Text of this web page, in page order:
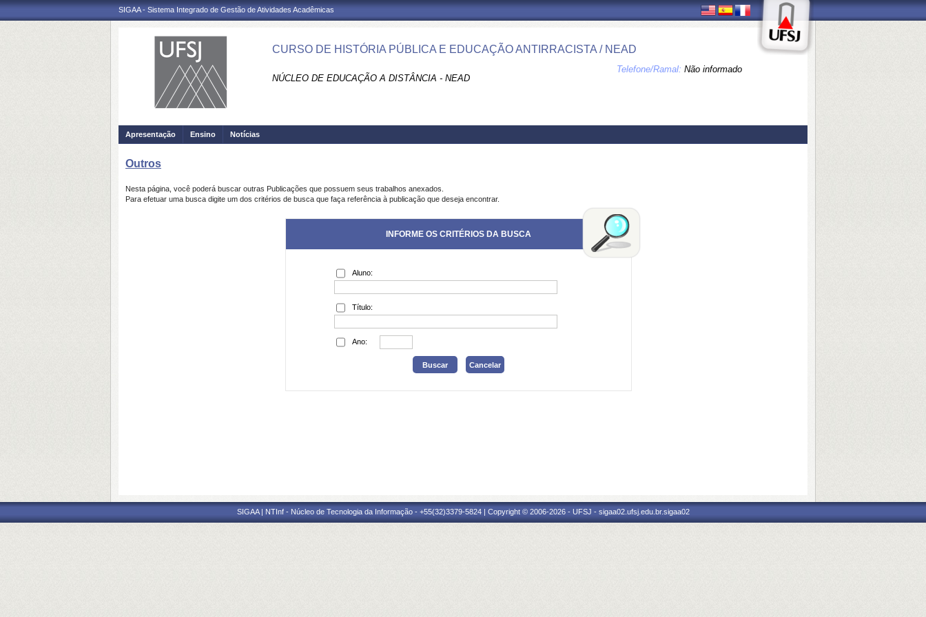
SIGAA - Sistema Integrado de Gestão de Atividades Acadêmicas
CURSO DE HISTÓRIA PÚBLICA E EDUCAÇÃO ANTIRRACISTA / NEAD
NÚCLEO DE EDUCAÇÃO A DISTÂNCIA - NEAD
Telefone/Ramal: Não informado
Apresentação Ensino Notícias
Outros
Nesta página, você poderá buscar outras Publicações que possuem seus trabalhos anexados.
Para efetuar uma busca digite um dos critérios de busca que faça referência à publicação que deseja encontrar.
INFORME OS CRITÉRIOS DA BUSCA
Aluno:
Título:
Ano:
SIGAA | NTInf - Núcleo de Tecnologia da Informação - +55(32)3379-5824 | Copyright © 2006-2026 - UFSJ - sigaa02.ufsj.edu.br.sigaa02